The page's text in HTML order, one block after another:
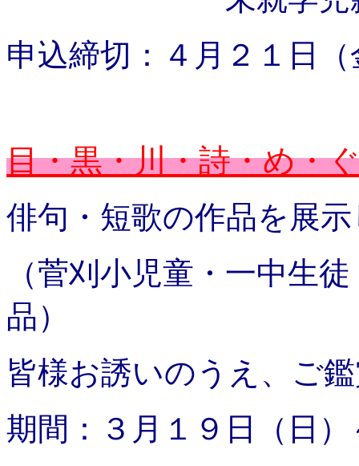
申込締切：４月２１日（
目・黒・川・詩・め・
俳句・短歌の作品を
（菅刈小児童・一中生
品）
皆様お誘いのうえ、ご
期間：３月１９日（日